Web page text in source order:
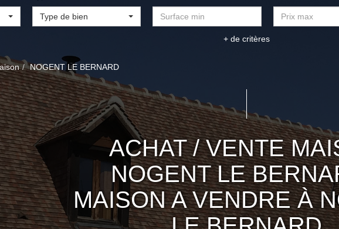
Type de bien
+ de critères
NOGENT LE BERNARD
ACHAT / VENTE
NOGENT LE
MAISON A VENDRE À